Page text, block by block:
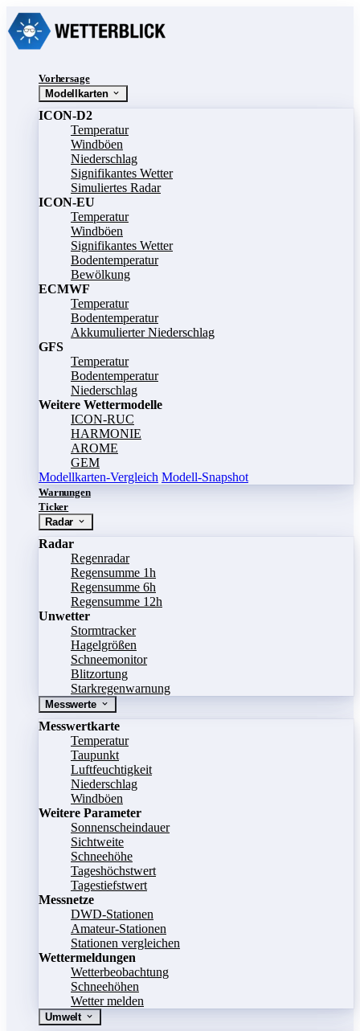
Vorhersage
Modellkarten
ICON-D2
Temperatur
Windböen
Niederschlag
Signifikantes Wetter
Simuliertes Radar
ICON-EU
Temperatur
Windböen
Signifikantes Wetter
Bodentemperatur
Bewölkung
ECMWF
Temperatur
Bodentemperatur
Akkumulierter Niederschlag
GFS
Temperatur
Bodentemperatur
Niederschlag
Weitere Wettermodelle
ICON-RUC
HARMONIE
AROME
GEM
Modellkarten-Vergleich Modell-Snapshot
Warnungen
Ticker
Radar
Radar
Regenradar
Regensumme 1h
Regensumme 6h
Regensumme 12h
Unwetter
Stormtracker
Hagelgrößen
Schneemonitor
Blitzortung
Starkregenwarnung
Messwerte
Messwertkarte
Temperatur
Taupunkt
Luftfeuchtigkeit
Niederschlag
Windböen
Weitere Parameter
Sonnenscheindauer
Sichtweite
Schneehöhe
Tageshöchstwert
Tagestiefstwert
Messnetze
DWD-Stationen
Amateur-Stationen
Stationen vergleichen
Wettermeldungen
Wetterbeobachtung
Schneehöhen
Wetter melden
Umwelt